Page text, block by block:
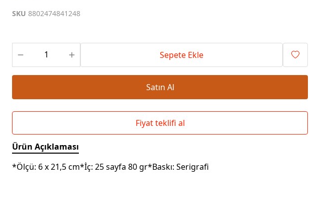
SKU 8802474841248
Sepete Ekle
Satın Al
Fiyat teklifi al
Ürün Açıklaması
*Ölçü: 6 x 21,5 cm*İç: 25 sayfa 80 gr*Baskı: Serigrafi